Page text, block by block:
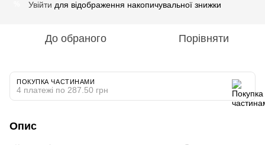
Увійти для відображення накопичувальної знижки
До обраного Порівняти
ПОКУПКА ЧАСТИНАМИ
4 платежі по 287.50 грн
Опис